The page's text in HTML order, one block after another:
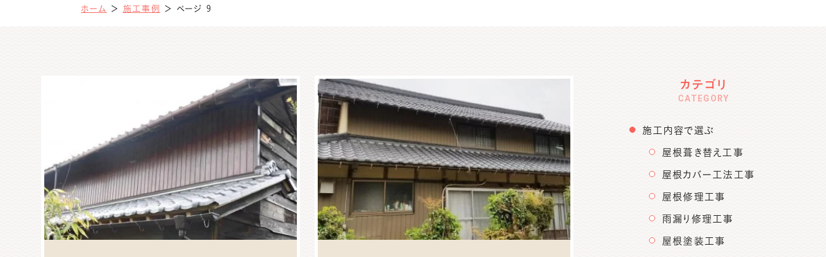
ホーム ＞ 施工事例 ＞ ページ 9
カテゴリ
CATEGORY
施工内容で選ぶ
屋根葺き替え工事
屋根カバー工法工事
屋根修理工事
雨漏り修理工事
屋根塗装工事